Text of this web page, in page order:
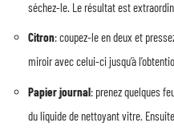
séchez-le. Le résultat est
Citron: coupez-le en deux et
miroir avec celui-ci jusqu’à
Papier journal: prenez quelques
du liquide de nettoyant vitre.